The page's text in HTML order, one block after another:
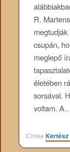
R.
csupán,
meglepő
életében
sorsával.
voltam.
CímkeKertész